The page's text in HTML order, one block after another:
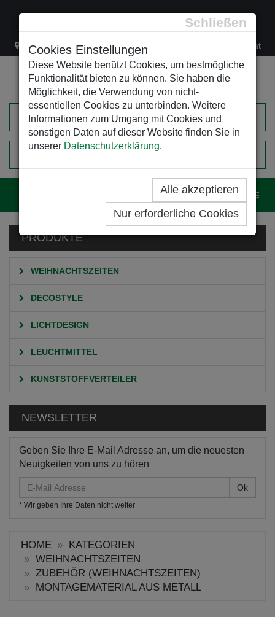
Schließen
Cookies Einstellungen
Diese Website benützt Cookies, um bestmögliche
Funktionalität bieten zu können. Sie haben die
Möglichkeit, die Verwendung von nicht-
essentiellen Cookies zu unterbinden. Weitere
Informationen zum Umgang mit Cookies und
sonstigen Daten auf dieser Website finden Sie in
unserer Datenschutzerklärung.
Alle akzeptieren
Nur erforderliche Cookies
Lacknergasse 78 +43/1/470 37 00 office@leso.at
EINKAUFSWAGEN
PRODUKTE
WEIHNACHTSZEITEN
DECOSTYLE
LICHTDESIGN
LEUCHTMITTEL
KUNSTSTOFFVERTEILER
NEWSLETTER
Geben Sie Ihre E-Mail Adresse an, um die neuesten
Neuigkeiten von uns zu hören
Mail
Adresse
* Wir geben Ihre Daten nicht weiter
HOME
KATEGORIEN
WEIHNACHTSZEITEN
ZUBEHÖR (WEIHNACHTSZEITEN)
MONTAGEMATERIAL AUS METALL